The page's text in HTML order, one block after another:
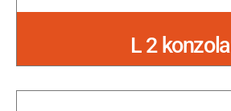
L 2 konzola